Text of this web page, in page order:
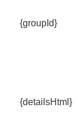
{groupId}
{detailsHtml}